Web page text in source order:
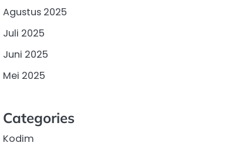
Agustus 2025
Juli 2025
Juni 2025
Mei 2025
Categories
Kodim